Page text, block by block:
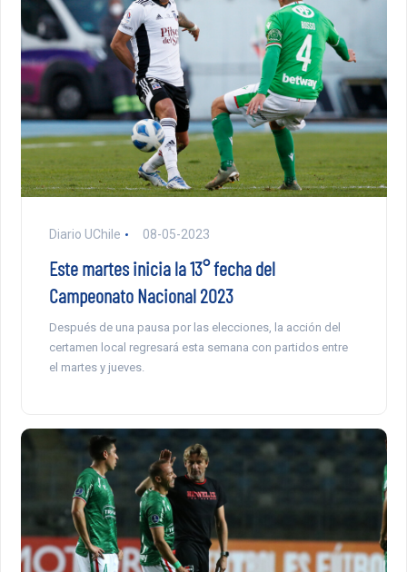
Diario UChile 08-05-2023
Este martes inicia la 13° fecha del
Campeonato Nacional 2023
Después de una pausa por las elecciones, la acción del
certamen local regresará esta semana con partidos entre
el martes y jueves.